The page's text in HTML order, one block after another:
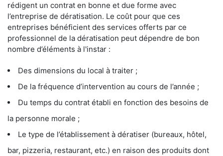
rédigent un contrat en bonne et due forme avec
l’entreprise de dératisation. Le coût pour que ces
entreprises bénéficient des services offerts par ce
professionnel de la dératisation peut dépendre de bon
nombre d’éléments à l'instar :
Des dimensions du local à traiter ;
De la fréquence d’intervention au cours de l’année ;
Du temps du contrat établi en fonction des besoins de
la personne morale ;
Le type de l’établissement à dératiser (bureaux, hôtel,
bar, pizzeria, restaurant, etc.) en raison des produits dont